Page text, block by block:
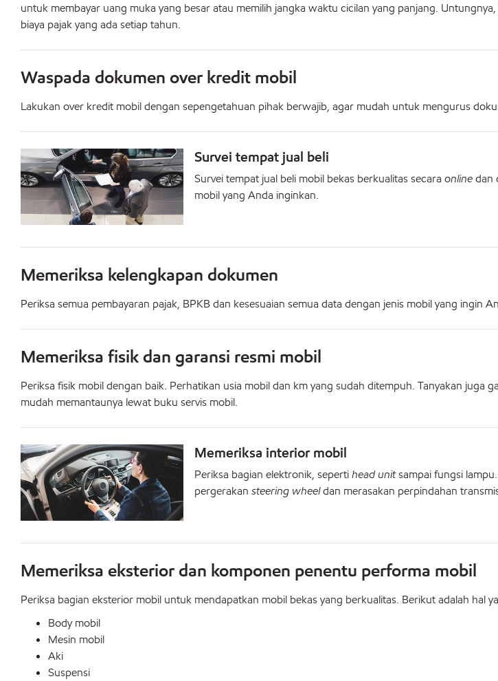
untuk membayar uang muka yang besar atau memilih jangka waktu cicilan yang panjang.
biaya pajak yang ada setiap tahun.
Waspada dokumen over kredit mobil
Lakukan over kredit mobil dengan sepengetahuan pihak berwajib, agar mudah untuk mengurus
Survei tempat jual beli
Survei tempat jual beli mobil bekas berkualitas secara onlinedan
mobil yang Anda inginkan.
Memeriksa kelengkapan dokumen
Periksa semua pembayaran pajak, BPKB dan kesesuaian semua data dengan jenis mobil yang ingin
Memeriksa fisik dan garansi resmi mobil
Periksa fisik mobil dengan baik. Perhatikan usia mobil dan km yang sudah ditempuh. Tanyakan juga
mudah memantaunya lewat buku servis mobil.
Memeriksa interior mobil
Periksa bagian elektronik, sepertihead unitsampai fungsi
pergerakan steering wheeldan merasakan perpindahan
Memeriksa eksterior dan komponen penentu performa mobil
Periksa bagian eksterior mobil untuk mendapatkan mobil bekas yang berkualitas. Berikut adalah hal
Body mobil
Mesin mobil
Aki
Suspensi